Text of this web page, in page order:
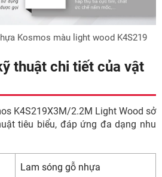
Kosmos màu light wood K4S219
thuật chi tiết của vật
K4S219X3M/2.2M Light Wood sở
tiêu biểu, đáp ứng đa dạng nhu
Lam sóng gỗ nhựa